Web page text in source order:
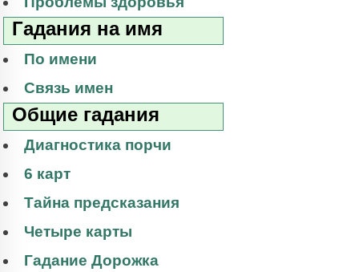
Гадания на имя
По имени
Связь имен
Общие гадания
Диагностика порчи
6 карт
Тайна предсказания
Четыре карты
Гадание Дорожка